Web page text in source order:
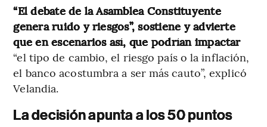
“El debate de la Asamblea Constituyente
genera ruido y riesgos”, sostiene y advierte
que en escenarios así, que podrían impactar
“el tipo de cambio, el riesgo país o la inflación,
el banco acostumbra a ser más cauto”, explicó
Velandia.
La decisión apunta a los 50 puntos